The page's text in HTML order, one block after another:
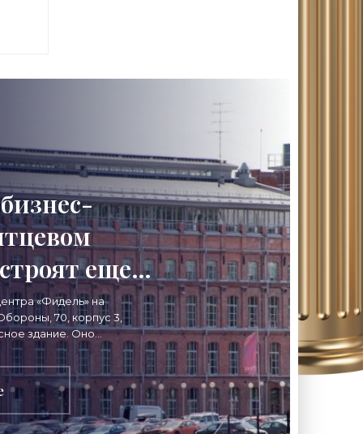
еще
-
«Фидель» на
70, корпус 3,
здание. Оно
вдоль Ситцевого